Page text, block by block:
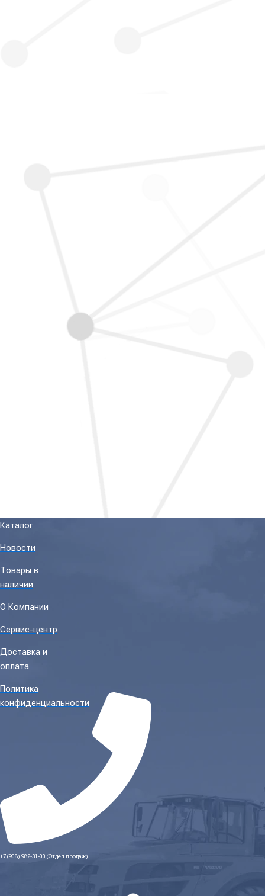
Каталог
Новости
Товары в
наличии
О Компании
Сервис-центр
Доставка и
оплата
Политика
конфиденциальности
+7 (908) 982-31-00 (Отдел продаж)